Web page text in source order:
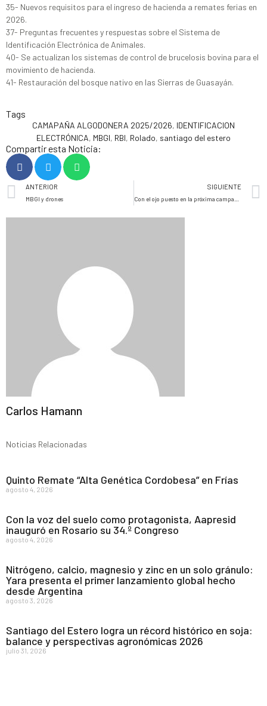
35- Nuevos requisitos para el ingreso de hacienda a remates ferias en
2026.
37- Preguntas frecuentes y respuestas sobre el Sistema de
Identificación Electrónica de Animales.
40- Se actualizan los sistemas de control de brucelosis bovina para el
movimiento de hacienda.
41- Restauración del bosque nativo en las Sierras de Guasayán.
Tags
CAMAPAÑA ALGODONERA 2025/2026, IDENTIFICACION
ELECTRÓNICA, MBGI, RBI, Rolado, santiago del estero
Compartir esta Noticia:
ANTERIOR
MBGI y drones
SIGUIENTE
Carlos Hamann
Noticias Relacionadas
Quinto Remate “Alta Genética Cordobesa” en Frías
agosto 4, 2026
Con la voz del suelo como protagonista, Aapresid
inauguró en Rosario su 34.º Congreso
agosto 4, 2026
Nitrógeno, calcio, magnesio y zinc en un solo gránulo:
Yara presenta el primer lanzamiento global hecho
desde Argentina
agosto 3, 2026
Santiago del Estero logra un récord histórico en soja:
balance y perspectivas agronómicas 2026
julio 31, 2026